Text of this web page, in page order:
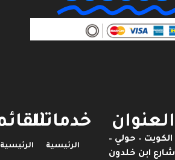
القائمة
الرئيسية
خدماتنا
الرئيسية
– حولي –
ابن خلدون